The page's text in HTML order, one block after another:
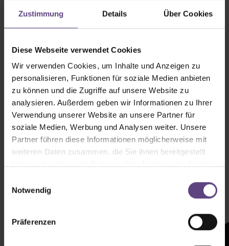
Zustimmung Details Über Cookies
Diese Webseite verwendet Cookies
Wir verwenden Cookies, um Inhalte und Anzeigen zu
personalisieren, Funktionen für soziale Medien anbieten
zu können und die Zugriffe auf unsere Website zu
analysieren. Außerdem geben wir Informationen zu Ihrer
Verwendung unserer Website an unsere Partner für
soziale Medien, Werbung und Analysen weiter. Unsere
Partner führen diese Informationen möglicherweise mit
weiteren Daten zusammen, die Sie ihnen bereitgestellt
Notwendig
Präferenzen
Newsletter mit
Zeltenheitswert
Newsletter abonnieren